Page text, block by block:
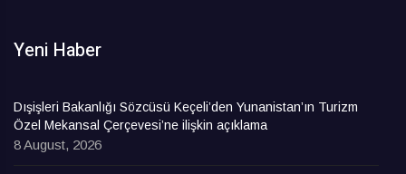
Yeni Haber
Dışişleri Bakanlığı Sözcüsü Keçeli’den Yunanistan’ın Turizm
Özel Mekansal Çerçevesi’ne ilişkin açıklama
8 August, 2026